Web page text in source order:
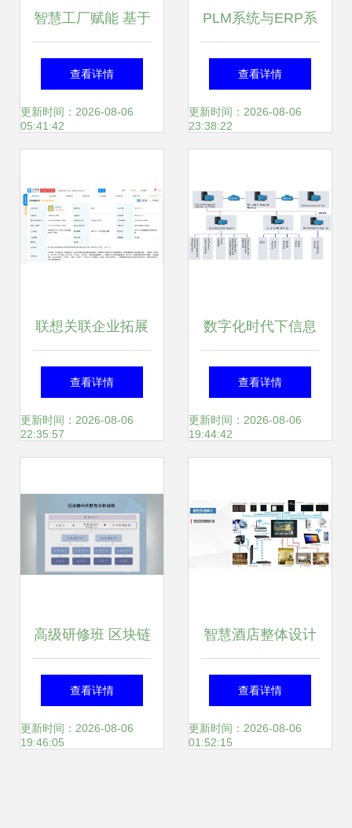
智慧工厂赋能 基于
空间信息的信息化
整体解决方案与系
查看详情
更新时间：2026-08-06
05:41:42
PLM系统与ERP系
统的集成模式与信
息系统集成服务规
查看详情
更新时间：2026-08-06
23:38:22
联想关联企业拓展
版图，加码人工智
能与系统集成领域
查看详情
更新时间：2026-08-06
22:35:57
数字化时代下信息
系统集成服务的创
新解决方案
查看详情
更新时间：2026-08-06
19:44:42
高级研修班 区块链
与信息系统集成服
务——创新发展的
查看详情
更新时间：2026-08-06
19:46:05
智慧酒店整体设计
方案 智能化系统与
信息化建设指南
查看详情
更新时间：2026-08-06
01:52:15